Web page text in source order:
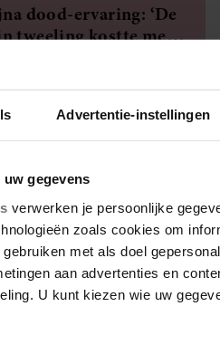
Advertentie-instellingen
gegevens
verwerken je persoonlijke
zoals cookies om
met als doel
aan advertenties en
U kunt kiezen wie uw
dood-ervaring: ‘De
tweeling kostte me